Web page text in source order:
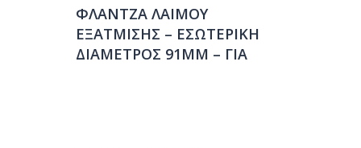
ΦΛΑΝΤΖΑ ΛΑΙΜΟΥ
ΕΞΑΤΜΙΣΗΣ – ΕΣΩΤΕΡΙΚΗ
ΔΙΑΜΕΤΡΟΣ 91ΜΜ – ΓΙΑ